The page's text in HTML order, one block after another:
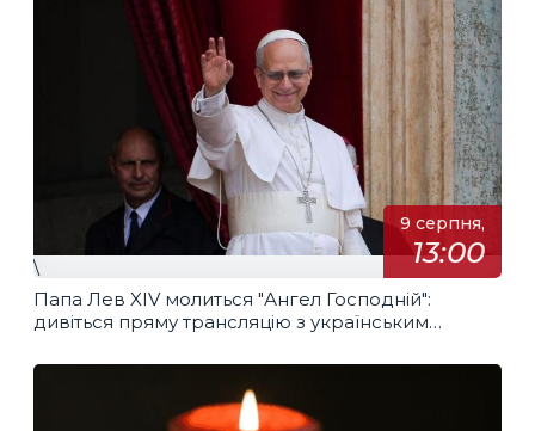
9 серпня,
13:00
\
Папа Лев XIV молиться "Ангел Господній":
дивіться пряму трансляцію з українським